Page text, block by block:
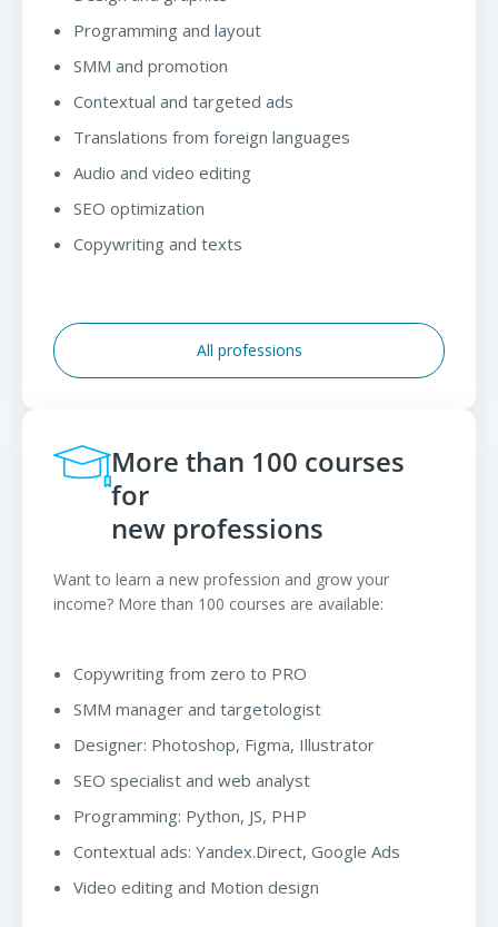
Programming and layout
SMM and promotion
Contextual and targeted ads
Translations from foreign languages
Audio and video editing
SEO optimization
Copywriting and texts
All professions
More than 100 courses
for
new professions
Want to learn a new profession and grow your
income? More than 100 courses are available:
Copywriting from zero to PRO
SMM manager and targetologist
Designer: Photoshop, Figma, Illustrator
SEO specialist and web analyst
Programming: Python, JS, PHP
Contextual ads: Yandex.Direct, Google Ads
Video editing and Motion design